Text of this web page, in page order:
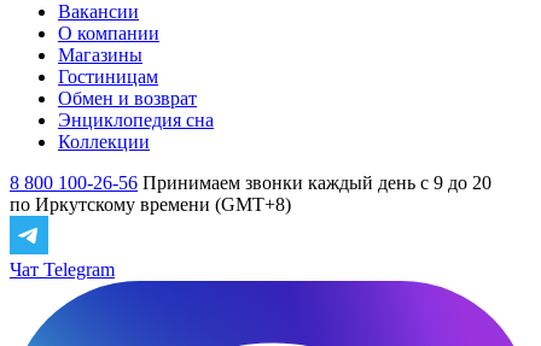
Вакансии
О компании
Магазины
Гостиницам
Обмен и возврат
Энциклопедия сна
Коллекции
8 800 100-26-56 Принимаем звонки каждый день с 9 до 20
по Иркутскому времени (GMT+8)
Чат Telegram